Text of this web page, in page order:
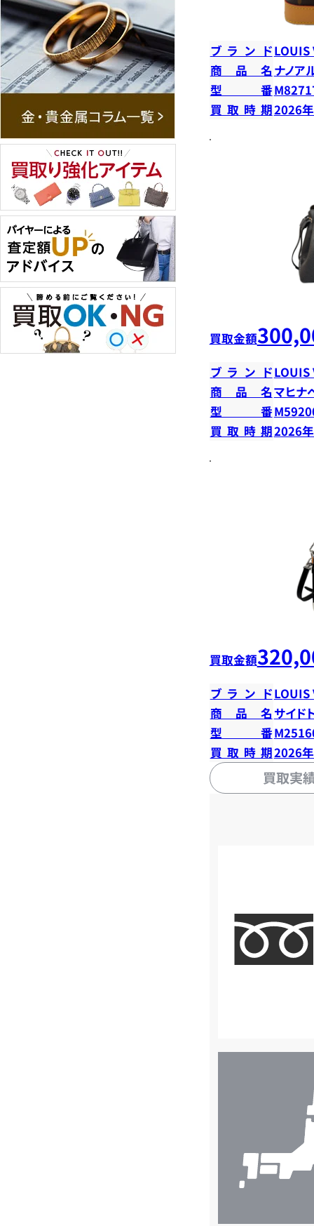
ブランドLOUIS
商品名 ナノア
型番
買取時期2026
買取金額
ブランドLOUIS
商品名マヒナ
型番
買取時期2026
買取金額
ブランドLOUIS
商品名 サイド
型番
買取時期2026
買取実